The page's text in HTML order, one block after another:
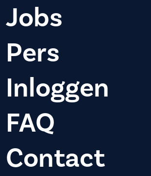
Jobs
Pers
Inloggen
FAQ
Contact